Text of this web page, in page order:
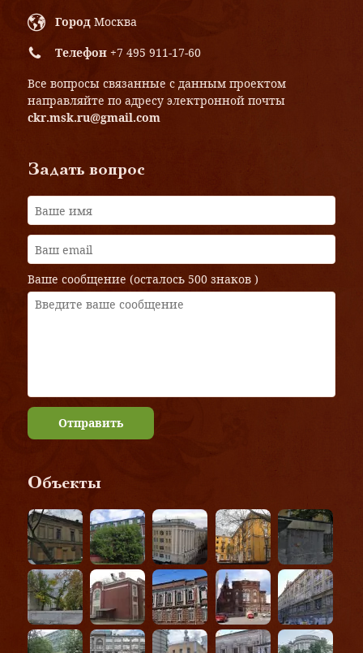
Город Москва
Телефон +7 495 911-17-60
Все вопросы связанные с данным проектом
направляйте по адресу электронной почты
ckr.msk.ru@gmail.com
Задать вопрос
Ваше сообщение (осталось 500 знаков )
Отправить
Объекты